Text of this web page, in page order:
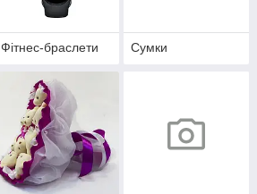
Фітнес-браслети Сумки